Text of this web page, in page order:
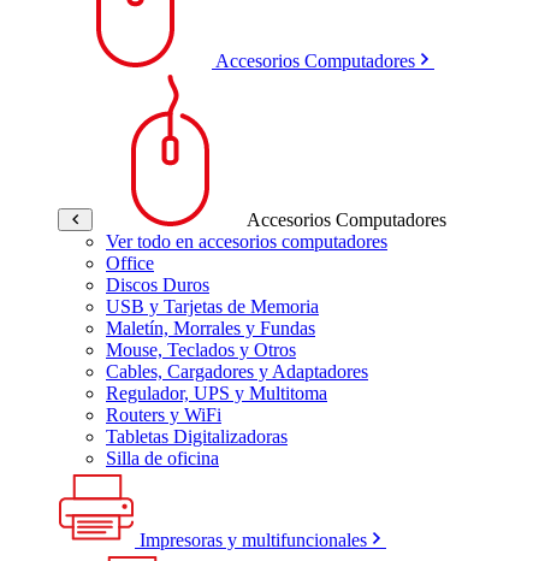
Accesorios Computadores
Accesorios Computadores
Ver todo en accesorios computadores
Office
Discos Duros
USB y Tarjetas de Memoria
Maletín, Morrales y Fundas
Mouse, Teclados y Otros
Cables, Cargadores y Adaptadores
Regulador, UPS y Multitoma
Routers y WiFi
Tabletas Digitalizadoras
Silla de oficina
Impresoras y multifuncionales